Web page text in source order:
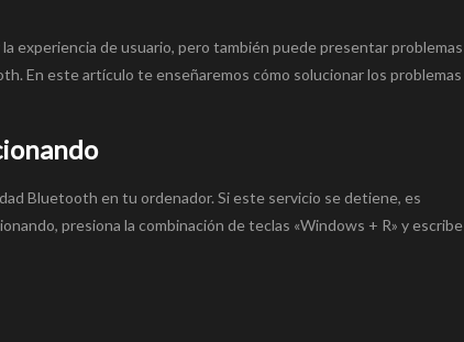
experiencia de usuario, pero también puede presentar problemas
En este artículo te enseñaremos cómo solucionar los problemas
Bluetooth en tu ordenador. Si este servicio se detiene, es
presiona la combinación de teclas «Windows + R» y escribe